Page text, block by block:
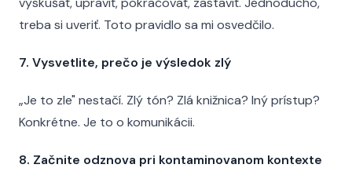
treba si uveriť. Toto pravidlo sa mi osvedčilo.
7. Vysvetlite, prečo je výsledok zlý
„Je to zle" nestačí. Zlý tón? Zlá knižnica? Iný prístup?
Konkrétne. Je to o komunikácii.
8. Začnite odznova pri kontaminovanom kontexte